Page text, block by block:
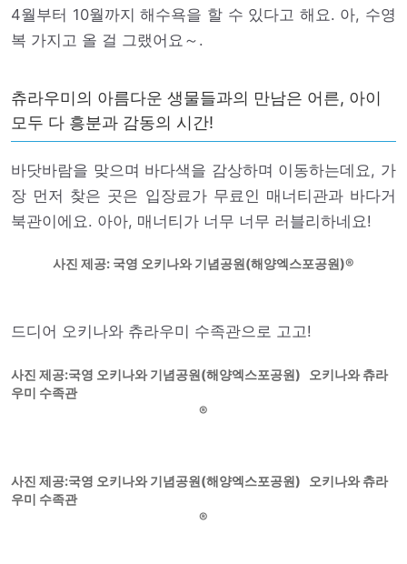
4월부터 10월까지 해수욕을 할 수 있다고 해요. 아, 수영
복 가지고 올 걸 그랬어요～.
츄라우미의 아름다운 생물들과의 만남은 어른, 아이
모두 다 흥분과 감동의 시간!
바닷바람을 맞으며 바다색을 감상하며 이동하는데요, 가
장 먼저 찾은 곳은 입장료가 무료인 매너티관과 바다거
북관이에요. 아아, 매너티가 너무 너무 러블리하네요!
사진 제공: 국영 오키나와 기념공원(해양엑스포공원)
드디어 오키나와 츄라우미 수족관으로 고고!
사진 제공:국영 오키나와 기념공원(해양엑스포공원) 오키나와 츄라
우미 수족관
사진 제공:국영 오키나와 기념공원(해양엑스포공원) 오키나와 츄라
우미 수족관